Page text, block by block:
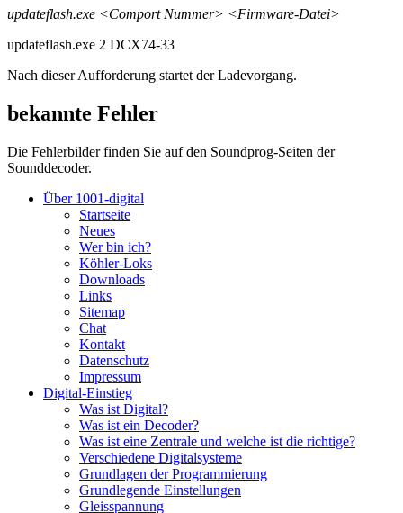
updateflash.exe <Comport Nummer> <Firmware-Datei>
updateflash.exe 2 DCX74-33
Nach dieser Aufforderung startet der Ladevorgang.
bekannte Fehler
Die Fehlerbilder finden Sie auf den Soundprog-Seiten der
Sounddecoder.
Über 1001-digital
Startseite
Neues
Wer bin ich?
Köhler-Loks
Downloads
Links
Sitemap
Chat
Kontakt
Datenschutz
Impressum
Digital-Einstieg
Was ist Digital?
Was ist ein Decoder?
Was ist eine Zentrale und welche ist die richtige?
Verschiedene Digitalsysteme
Grundlagen der Programmierung
Grundlegende Einstellungen
Gleisspannung